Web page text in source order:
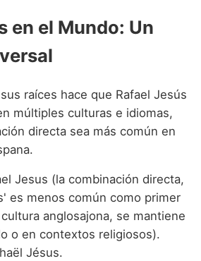
en el Mundo: Un
raíces hace que Rafael Jesús
múltiples culturas e idiomas,
directa sea más común en
Jesus (la combinación directa,
es menos común como primer
anglosajona, se mantiene
o en contextos religiosos).
Jésus.